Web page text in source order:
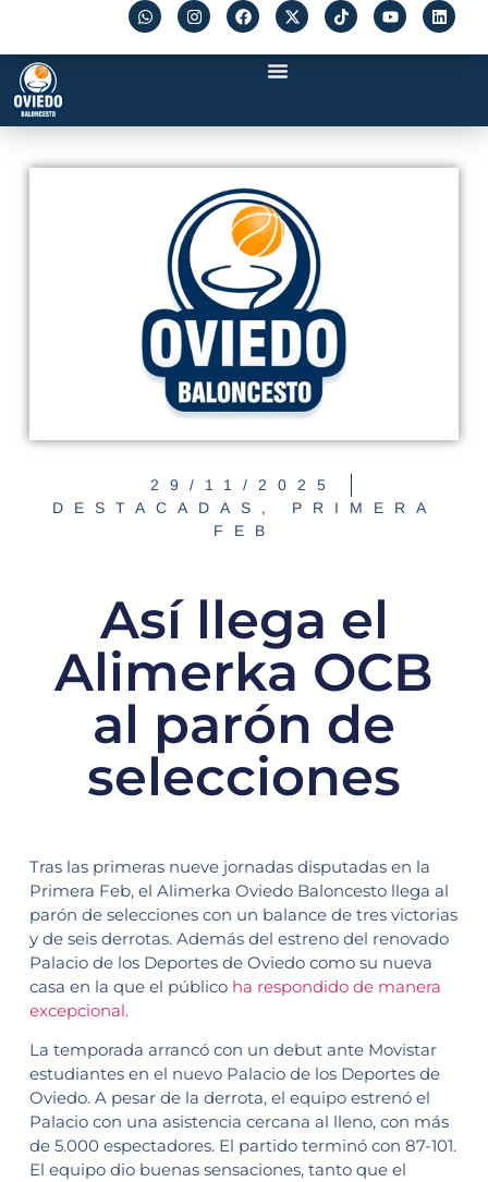
29/11/2025
DESTACADAS , PRIMERA
FEB
Así llega el
Alimerka OCB
al parón de
selecciones
Tras las primeras nueve jornadas disputadas en la
Primera Feb, el Alimerka Oviedo Baloncesto llega al
parón de selecciones con un balance de tres victorias
y de seis derrotas. Además del estreno del renovado
Palacio de los Deportes de Oviedo como su nueva
casa en la que el público ha respondido de manera
excepcional.
La temporada arrancó con un debut ante Movistar
estudiantes en el nuevo Palacio de los Deportes de
Oviedo. A pesar de la derrota, el equipo estrenó el
Palacio con una asistencia cercana al lleno, con más
de 5.000 espectadores. El partido terminó con 87-101.
El equipo dio buenas sensaciones, tanto que el